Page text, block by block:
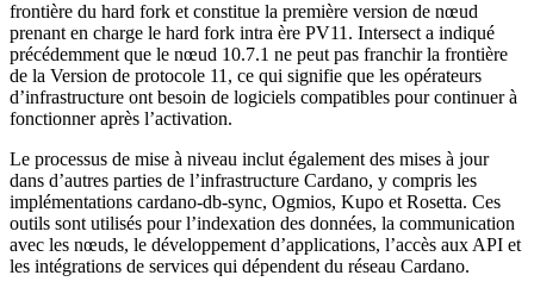
frontière du hard fork et constitue la première version de nœud
prenant en charge le hard fork intra ère PV11. Intersect a indiqué
précédemment que le nœud 10.7.1 ne peut pas franchir la frontière
de la Version de protocole 11, ce qui signifie que les opérateurs
d’infrastructure ont besoin de logiciels compatibles pour continuer à
fonctionner après l’activation.
Le processus de mise à niveau inclut également des mises à jour
dans d’autres parties de l’infrastructure Cardano, y compris les
implémentations cardano-db-sync, Ogmios, Kupo et Rosetta. Ces
outils sont utilisés pour l’indexation des données, la communication
avec les nœuds, le développement d’applications, l’accès aux API et
les intégrations de services qui dépendent du réseau Cardano.